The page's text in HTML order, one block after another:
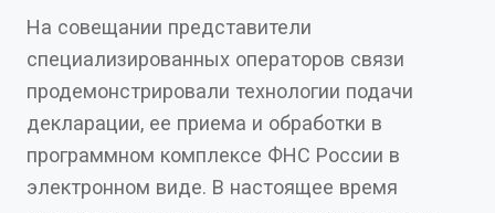
На совещании представители
специализированных операторов связи
продемонстрировали технологии подачи
декларации, ее приема и обработки в
программном комплексе ФНС России в
электронном виде. В настоящее время